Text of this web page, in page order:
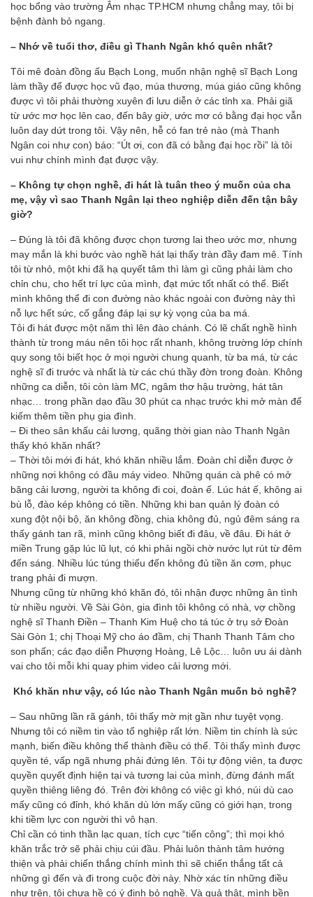
học bổng vào trường Âm nhạc TP.HCM nhưng chẳng may, tôi bị
bệnh đành bỏ ngang.
– Nhớ về tuổi thơ, điều gì Thanh Ngân khó quên nhất?
Tôi mê đoàn đồng ấu Bạch Long, muốn nhận nghệ sĩ Bạch Long
làm thầy để được học vũ đạo, múa thương, múa giáo cũng không
được vì tôi phải thường xuyên đi lưu diễn ở các tỉnh xa. Phải giã
từ ước mơ học lên cao, đến bây giờ, ước mơ có bằng đại học vẫn
luôn day dứt trong tôi. Vậy nên, hễ có fan trẻ nào (mà Thanh
Ngân coi như con) báo: “Út ơi, con đã có bằng đại học rồi” là tôi
vui như chính mình đạt được vậy.
– Không tự chọn nghề, đi hát là tuân theo ý muốn của cha
mẹ, vậy vì sao Thanh Ngân lại theo nghiệp diễn đến tận bây
giờ?
– Ðúng là tôi đã không được chọn tương lai theo ước mơ, nhưng
may mắn là khi bước vào nghề hát lại thấy tràn đầy đam mê. Tính
tôi từ nhỏ, một khi đã hạ quyết tâm thì làm gì cũng phải làm cho
chỉn chu, cho hết trí lực của mình, đạt mức tốt nhất có thể. Biết
mình không thể đi con đường nào khác ngoài con đường này thì
nỗ lực hết sức, cố gắng đáp lại sự kỳ vọng của ba má.
Tôi đi hát được một năm thì lên đào chánh. Có lẽ chất nghề hình
thành từ trong máu nên tôi học rất nhanh, không trường lớp chính
quy song tôi biết học ở mọi người chung quanh, từ ba má, từ các
nghệ sĩ đi trước và nhất là từ các chú thầy đờn trong đoàn. Không
những ca diễn, tôi còn làm MC, ngâm thơ hậu trường, hát tân
nhạc… trong phần dạo đầu 30 phút ca nhạc trước khi mở màn để
kiếm thêm tiền phụ gia đình.
– Ði theo sân khấu cải lương, quãng thời gian nào Thanh Ngân
thấy khó khăn nhất?
– Thời tôi mới đi hát, khó khăn nhiều lắm. Ðoàn chỉ diễn được ở
những nơi không có đầu máy video. Những quán cà phê có mở
băng cải lương, người ta không đi coi, đoàn ế. Lúc hát ế, không ai
bù lỗ, đào kép không có tiền. Những khi ban quản lý đoàn có
xung đột nội bộ, ăn không đồng, chia không đủ, ngủ đêm sáng ra
thấy gánh tan rã, mình cũng không biết đi đâu, về đâu. Ði hát ở
miền Trung gặp lúc lũ lụt, có khi phải ngồi chờ nước lụt rút từ đêm
đến sáng. Nhiều lúc túng thiếu đến không đủ tiền ăn cơm, phục
trang phải đi mượn.
Nhưng cũng từ những khó khăn đó, tôi nhận được những ân tình
từ nhiều người. Về Sài Gòn, gia đình tôi không có nhà, vợ chồng
nghệ sĩ Thanh Ðiền – Thanh Kim Huệ cho tá túc ở trụ sở Ðoàn
Sài Gòn 1; chị Thoại Mỹ cho áo đầm, chị Thanh Thanh Tâm cho
son phấn; các đạo diễn Phượng Hoàng, Lê Lộc… luôn ưu ái dành
vai cho tôi mỗi khi quay phim video cải lương mới.
Khó khăn như vậy, có lúc nào Thanh Ngân muốn bỏ nghề?
– Sau những lần rã gánh, tôi thấy mờ mịt gần như tuyệt vọng.
Nhưng tôi có niềm tin vào tổ nghiệp rất lớn. Niềm tin chính là sức
mạnh, biến điều không thể thành điều có thể. Tôi thấy mình được
quyền té, vấp ngã nhưng phải đứng lên. Tôi tự động viên, ta được
quyền quyết định hiện tại và tương lai của mình, đừng đánh mất
quyền thiêng liêng đó. Trên đời không có việc gì khó, núi dù cao
mấy cũng có đỉnh, khó khăn dù lớn mấy cũng có giới hạn, trong
khi tiềm lực con người thì vô hạn.
Chỉ cần có tinh thần lạc quan, tích cực “tiến công”; thì mọi khó
khăn trắc trở sẽ phải chịu cúi đầu. Phải luôn thành tâm hướng
thiện và phải chiến thắng chính mình thì sẽ chiến thắng tất cả
những gì đến và đi trong cuộc đời này. Nhờ xác tín những điều
như trên, tôi chưa hề có ý định bỏ nghề. Và quả thật, mình bền